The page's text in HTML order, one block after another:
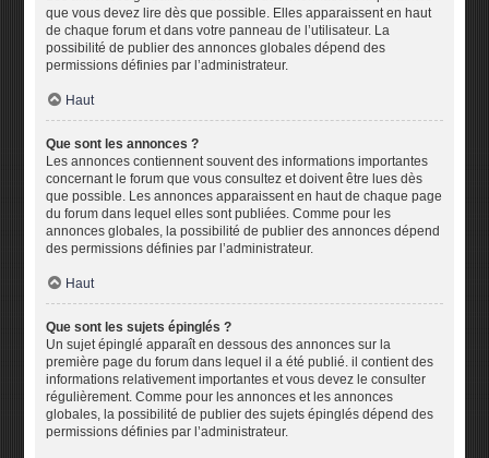
que vous devez lire dès que possible. Elles apparaissent en haut
de chaque forum et dans votre panneau de l’utilisateur. La
possibilité de publier des annonces globales dépend des
permissions définies par l’administrateur.
Haut
Que sont les annonces ?
Les annonces contiennent souvent des informations importantes
concernant le forum que vous consultez et doivent être lues dès
que possible. Les annonces apparaissent en haut de chaque page
du forum dans lequel elles sont publiées. Comme pour les
annonces globales, la possibilité de publier des annonces dépend
des permissions définies par l’administrateur.
Haut
Que sont les sujets épinglés ?
Un sujet épinglé apparaît en dessous des annonces sur la
première page du forum dans lequel il a été publié. il contient des
informations relativement importantes et vous devez le consulter
régulièrement. Comme pour les annonces et les annonces
globales, la possibilité de publier des sujets épinglés dépend des
permissions définies par l’administrateur.